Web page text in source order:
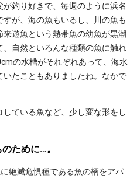
釣り好きで、毎週のように浜名
が、海の魚もいるし、川の魚も
遊魚という熱帯魚の幼魚が黒潮
自然といろんな種類の魚に触れ
の水槽がそれぞれあって、海水
たこともありましたね。なかで
している魚など、少し変な形をし
ために…。
に絶滅危惧種である魚の柄をアパ